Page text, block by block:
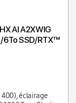
AI A2XWIG
SSD/RTX™
400), éclairage